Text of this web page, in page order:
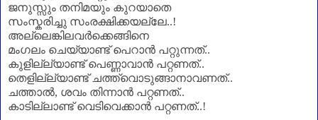
ജനുസ്സും തനിമയും കുറയാതെ
സംസ്കരിച്ചു സംരക്ഷിക്കയല്ലേ..!
അല്ലെങ്കിലവർക്കെങ്ങിനെ
മംഗലം ചെയ്യാണ്ട് പെറാൻ പറ്റുന്നത്..
കുളില്ല്യാണ്ട് പെണ്ണാവാൻ പറ്റണത്..
തെളില്ല്യാണ്ട് ചത്ത്വൊടുങ്ങാനാവണത്..
ചത്താൽ, ശവം തിന്നാൻ പറ്റണത്..
കാടില്ലാണ്ട് വെടിവെക്കാൻ പറ്റണത്..!